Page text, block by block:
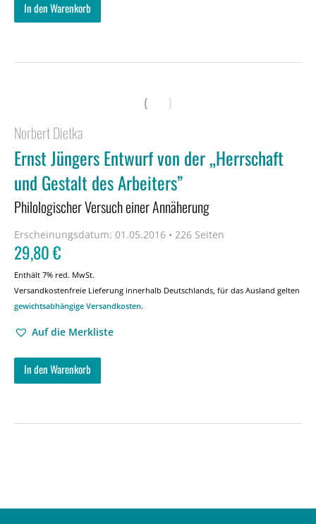
In den Warenkorb
Norbert Dietka
Ernst Jüngers Entwurf von der „Herrschaft
und Gestalt des Arbeiters”
Philologischer Versuch einer Annäherung
Erscheinungsdatum: 01.05.2016 • 226 Seiten
29,80€
Enthält 7% red. MwSt.
Versandkostenfreie Lieferung innerhalb Deutschlands, für das Ausland gelten
gewichtsabhängige Versandkosten.
Auf die Merkliste
In den Warenkorb